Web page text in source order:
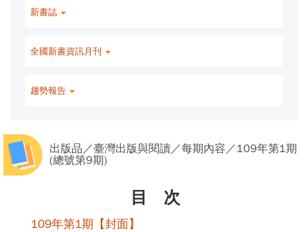
新書誌
全國新書資訊月刊
趨勢報告
出版品／臺灣出版與閱讀／每期內容／109年第1期
(總號第9期)
目 次
109年第1期【封面】